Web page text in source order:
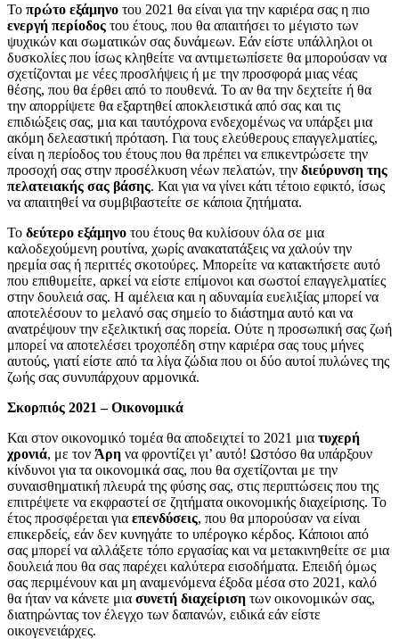
Το πρώτο εξάμηνο του 2021 θα είναι για την καριέρα σας η πιο
ενεργή περίοδος του έτους, που θα απαιτήσει το μέγιστο των
ψυχικών και σωματικών σας δυνάμεων. Εάν είστε υπάλληλοι οι
δυσκολίες που ίσως κληθείτε να αντιμετωπίσετε θα μπορούσαν να
σχετίζονται με νέες προσλήψεις ή με την προσφορά μιας νέας
θέσης, που θα έρθει από το πουθενά. Το αν θα την δεχτείτε ή θα
την απορρίψετε θα εξαρτηθεί αποκλειστικά από σας και τις
επιδιώξεις σας, μια και ταυτόχρονα ενδεχομένως να υπάρξει μια
ακόμη δελεαστική πρόταση. Για τους ελεύθερους επαγγελματίες,
είναι η περίοδος του έτους που θα πρέπει να επικεντρώσετε την
προσοχή σας στην προσέλκυση νέων πελατών, την διεύρυνση της
πελατειακής σας βάσης. Και για να γίνει κάτι τέτοιο εφικτό, ίσως
να απαιτηθεί να συμβιβαστείτε σε κάποια ζητήματα.
Το δεύτερο εξάμηνο του έτους θα κυλίσουν όλα σε μια
καλοδεχούμενη ρουτίνα, χωρίς ανακατατάξεις να χαλούν την
ηρεμία σας ή περιττές σκοτούρες. Μπορείτε να κατακτήσετε αυτό
που επιθυμείτε, αρκεί να είστε επίμονοι και σωστοί επαγγελματίες
στην δουλειά σας. Η αμέλεια και η αδυναμία ευελιξίας μπορεί να
αποτελέσουν το μελανό σας σημείο το διάστημα αυτό και να
ανατρέψουν την εξελικτική σας πορεία. Ούτε η προσωπική σας ζωή
μπορεί να αποτελέσει τροχοπέδη στην καριέρα σας τους μήνες
αυτούς, γιατί είστε από τα λίγα ζώδια που οι δύο αυτοί πυλώνες της
ζωής σας συνυπάρχουν αρμονικά.
Σκορπιός 2021 – Οικονομικά
Και στον οικονομικό τομέα θα αποδειχτεί το 2021 μια τυχερή
χρονιά, με τον Άρη να φροντίζει γι’ αυτό! Ωστόσο θα υπάρξουν
κίνδυνοι για τα οικονομικά σας, που θα σχετίζονται με την
συναισθηματική πλευρά της φύσης σας, στις περιπτώσεις που της
επιτρέψετε να εκφραστεί σε ζητήματα οικονομικής διαχείρισης. Το
έτος προσφέρεται για επενδύσεις, που θα μπορούσαν να είναι
επικερδείς, εάν δεν κυνηγάτε το υπέρογκο κέρδος. Κάποιοι από
σας μπορεί να αλλάξετε τόπο εργασίας και να μετακινηθείτε σε μια
δουλειά που θα σας παρέχει καλύτερα εισοδήματα. Επειδή όμως
σας περιμένουν και μη αναμενόμενα έξοδα μέσα στο 2021, καλό
θα ήταν να κάνετε μια συνετή διαχείριση των οικονομικών σας,
διατηρώντας τον έλεγχο των δαπανών, ειδικά εάν είστε
οικογενειάρχες.